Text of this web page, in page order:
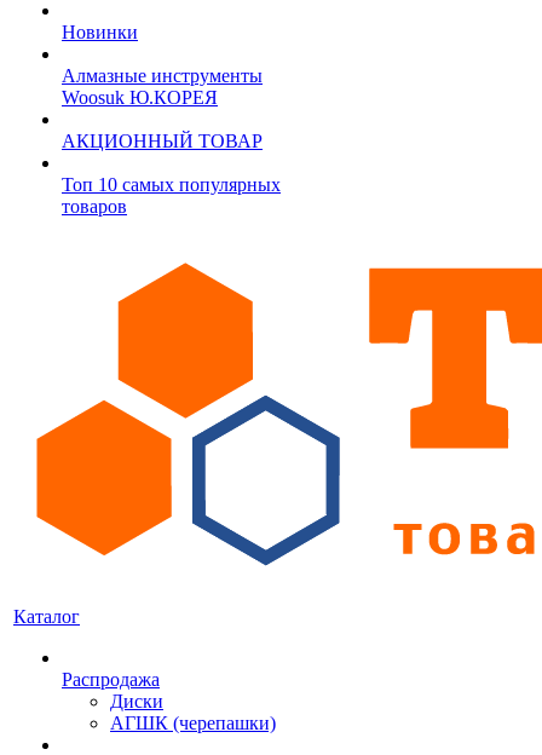
Новинки
Алмазные инструменты
Woosuk Ю.КОРЕЯ
АКЦИОННЫЙ ТОВАР
Топ 10 самых популярных
товаров
Каталог
Распродажа
Диски
АГШК (черепашки)